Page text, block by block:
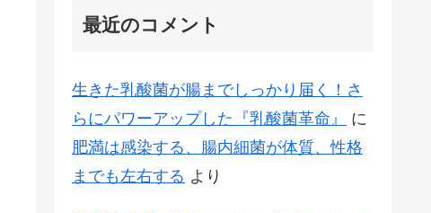
最近のコメント
生きた乳酸菌が腸までしっかり届く！さ
らにパワーアップした『乳酸菌革命』
に
肥満は感染する、腸内細菌が体質、性格
までも左右する より